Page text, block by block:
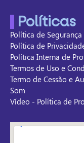
Políticas
Política de
Política de
Política Interna de
Termos de Uso e
Termo de Cessão e
Som
Vídeo - Política de